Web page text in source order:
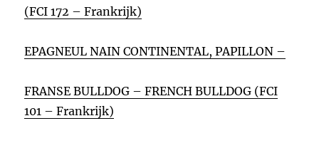
(FCI 172 – Frankrijk)
EPAGNEUL NAIN CONTINENTAL, PAPILLON –
FRANSE BULLDOG – FRENCH BULLDOG (FCI
101 – Frankrijk)